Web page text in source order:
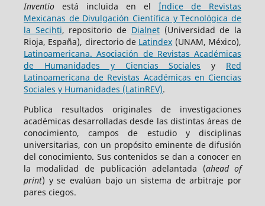
Inventioestá incluida en elÍndice de Revistas
Mexicanas de Divulgación Científica y Tecnológica de
la Secihti, repositorio de Dialnet(Universidad de la
Rioja, España), directorio de Latindex (UNAM, México),
Latinoamericana. Asociación de Revistas Académicas
de Humanidades y Ciencias Sociales y Red
Latinoamericana de Revistas Académicas en Ciencias
Sociales y Humanidades (LatinREV).
Publica resultados originales de investigaciones
académicas desarrolladas desde las distintas áreas de
conocimiento, campos de estudio y disciplinas
universitarias, con un propósito eminente de difusión
del conocimiento. Sus contenidos se dan a conocer en
la modalidad de publicación adelantada (ahead of
print) y se evalúan bajo un sistema de arbitraje por
pares ciegos.